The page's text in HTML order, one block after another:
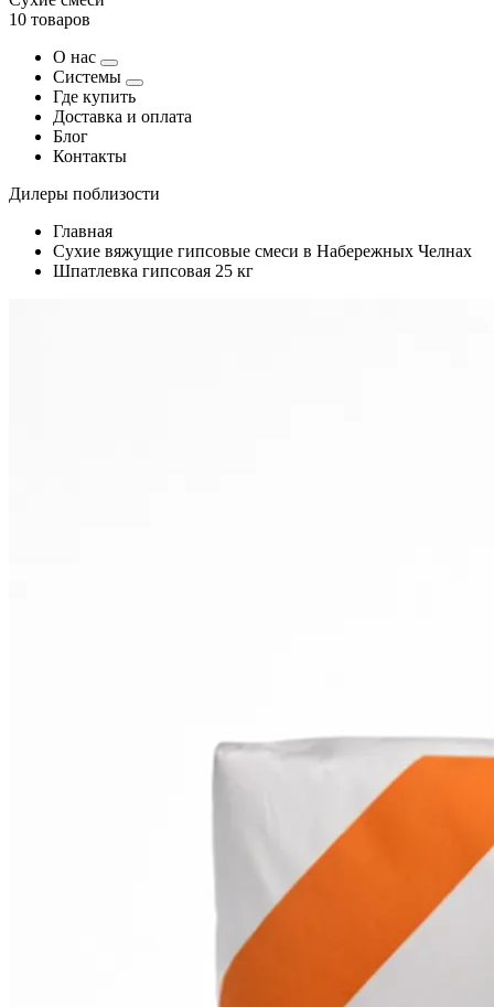
10 товаров
О нас
Системы
Где купить
Доставка и оплата
Блог
Контакты
Дилеры поблизости
Главная
Сухие вяжущие гипсовые смеси в Набережных Челнах
Шпатлевка гипсовая 25 кг